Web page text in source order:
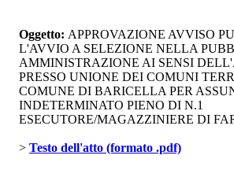
Oggetto: APPROVAZIONE AVVISO
L'AVVIO A SELEZIONE NELLA
AMMINISTRAZIONE AI SENSI
PRESSO UNIONE DEI COMUNI
COMUNE DI BARICELLA PER
INDETERMINATO PIENO DI N.1
ESECUTORE/MAGAZZINIERE DI
> Testo dell'atto (formato .pdf)